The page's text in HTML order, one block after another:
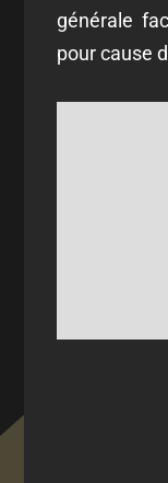
générale
pour cause